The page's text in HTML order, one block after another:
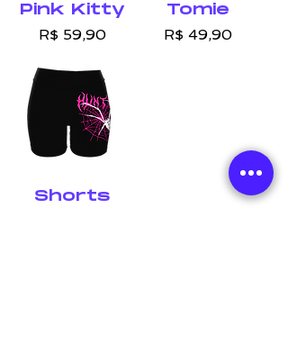
Pink Kitty
Preço
R$ 59,90
Tomie
Preço
R$ 49,90
Shorts